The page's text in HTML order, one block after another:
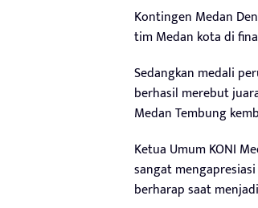
Kontingen Medan
tim Medan kota di
Sedangkan medali
berhasil merebut
Medan Tembung
Ketua Umum KONI
sangat
berharap saat